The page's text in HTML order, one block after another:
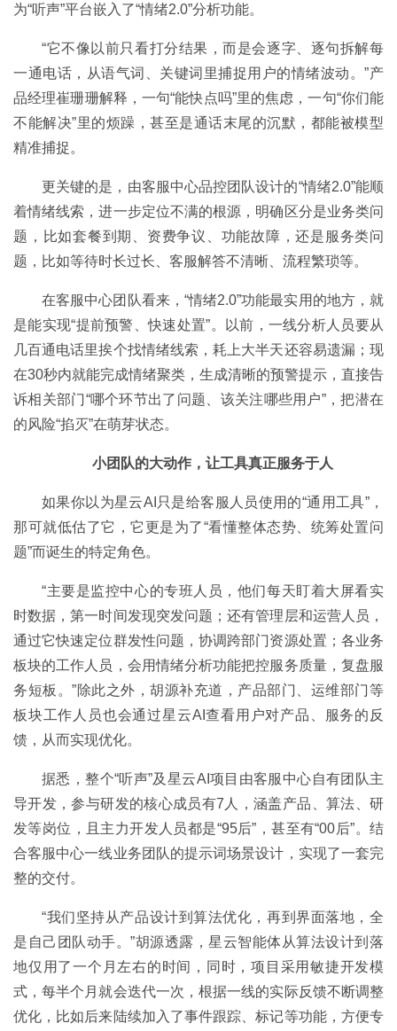
为“听声”平台嵌入了“情绪2.0”分析功能。
“它不像以前只看打分结果，而是会逐字、逐句拆解每
一通电话，从语气词、关键词里捕捉用户的情绪波动。”产
品经理崔珊珊解释，一句“能快点吗”里的焦虑，一句“你们能
不能解决”里的烦躁，甚至是通话末尾的沉默，都能被模型
精准捕捉。
更关键的是，由客服中心品控团队设计的“情绪2.0”能顺
着情绪线索，进一步定位不满的根源，明确区分是业务类问
题，比如套餐到期、资费争议、功能故障，还是服务类问
题，比如等待时长过长、客服解答不清晰、流程繁琐等。
在客服中心团队看来，“情绪2.0”功能最实用的地方，就
是能实现“提前预警、快速处置”。以前，一线分析人员要从
几百通电话里挨个找情绪线索，耗上大半天还容易遗漏；现
在30秒内就能完成情绪聚类，生成清晰的预警提示，直接告
诉相关部门“哪个环节出了问题、该关注哪些用户”，把潜在
的风险“掐灭”在萌芽状态。
小团队的大动作，让工具真正服务于人
如果你以为星云AI只是给客服人员使用的“通用工具”，
那可就低估了它，它更是为了“看懂整体态势、统筹处置问
题”而诞生的特定角色。
“主要是监控中心的专班人员，他们每天盯着大屏看实
时数据，第一时间发现突发问题；还有管理层和运营人员，
通过它快速定位群发性问题，协调跨部门资源处置；各业务
板块的工作人员，会用情绪分析功能把控服务质量，复盘服
务短板。”除此之外，胡源补充道，产品部门、运维部门等
板块工作人员也会通过星云AI查看用户对产品、服务的反
馈，从而实现优化。
据悉，整个“听声”及星云AI项目由客服中心自有团队主
导开发，参与研发的核心成员有7人，涵盖产品、算法、研
发等岗位，且主力开发人员都是“95后”，甚至有“00后”。结
合客服中心一线业务团队的提示词场景设计，实现了一套完
整的交付。
“我们坚持从产品设计到算法优化，再到界面落地，全
是自己团队动手。”胡源透露，星云智能体从算法设计到落
地仅用了一个月左右的时间，同时，项目采用敏捷开发模
式，每半个月就会迭代一次，根据一线的实际反馈不断调整
优化，比如后来陆续加入了事件跟踪、标记等功能，方便专